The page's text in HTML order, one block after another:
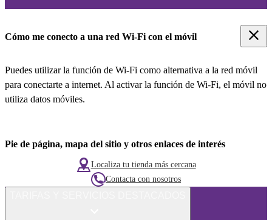
Cómo me conecto a una red Wi-Fi con el móvil
Puedes utilizar la función de Wi-Fi como alternativa a la red móvil
para conectarte a internet. Al activar la función de Wi-Fi, el móvil no
utiliza datos móviles.
Pie de página, mapa del sitio y otros enlaces de interés
Localiza tu tienda más cercana
Contacta con nosotros